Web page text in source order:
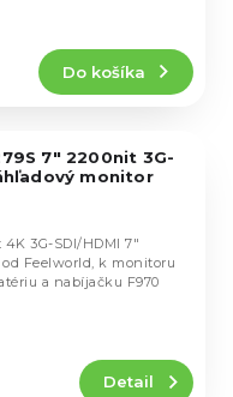
Do košíka
7" 2200nit 3G-
monitor
Detail
3G-SDI/HDMI 7"
Feelworld, k monitoru
a nabíjačku F970